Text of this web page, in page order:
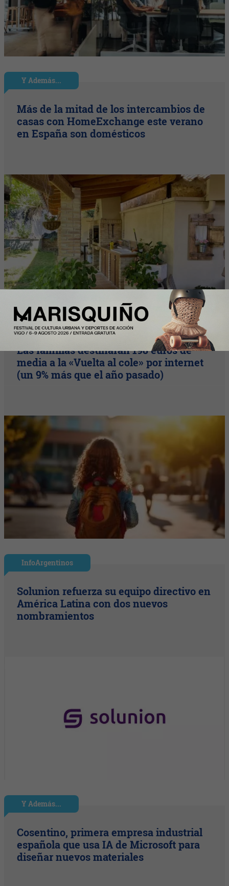
Y Además...
Más de la mitad de los intercambios de
casas con HomeExchange este verano
en España son domésticos
Nota Principal
Las familias destinarán 198 euros de
media a la «Vuelta al cole» por internet
(un 9% más que el año pasado)
InfoArgentinos
Solunion refuerza su equipo directivo en
América Latina con dos nuevos
nombramientos
Y Además...
Cosentino, primera empresa industrial
española que usa IA de Microsoft para
diseñar nuevos materiales